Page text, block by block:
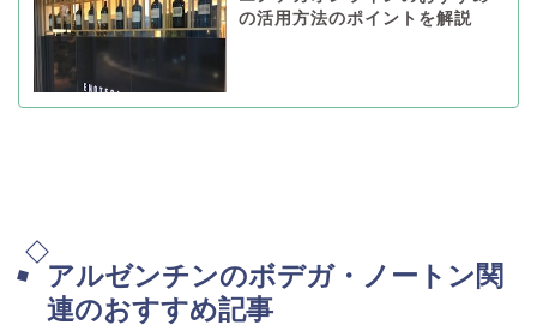
の活用方法のポイントを解説
アルゼンチンのボデガ・ノートン関
連のおすすめ記事